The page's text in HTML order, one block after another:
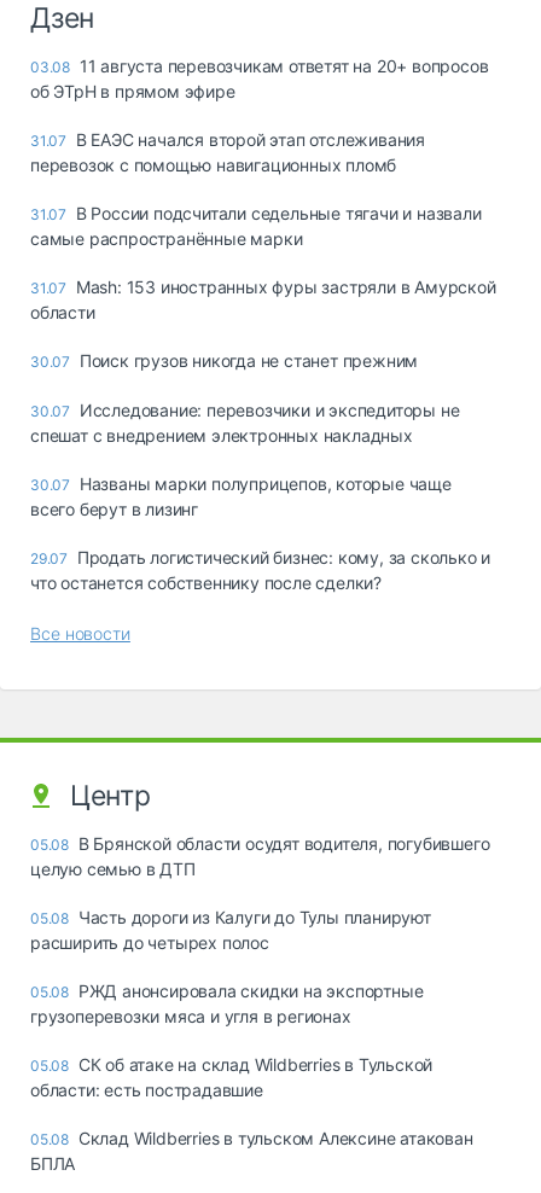
Дзен
03.08 11 августа перевозчикам ответят на 20+ вопросов
об ЭТрН в прямом эфире
31.07
В ЕАЭС начался второй этап отслеживания
перевозок с помощью навигационных пломб
31.07
В России подсчитали седельные тягачи и назвали
самые распространённые марки
31.07
Mash: 153 иностранных фуры застряли в Амурской
области
30.07 Поиск грузов никогда не станет прежним
30.07
Исследование: перевозчики и экспедиторы не
спешат с внедрением электронных накладных
30.07
Названы марки полуприцепов, которые чаще
всего берут в лизинг
29.07
Продать логистический бизнес: кому, за сколько и
что останется собственнику после сделки?
Все новости
Центр
05.08 В Брянской области осудят водителя, погубившего
целую семью в ДТП
05.08 Часть дороги из Калуги до Тулы планируют
расширить до четырех полос
05.08 РЖД анонсировала скидки на экспортные
грузоперевозки мяса и угля в регионах
05.08 СК об атаке на склад Wildberries в Тульской
области: есть пострадавшие
05.08 Склад Wildberries в тульском Алексине атакован
БПЛА